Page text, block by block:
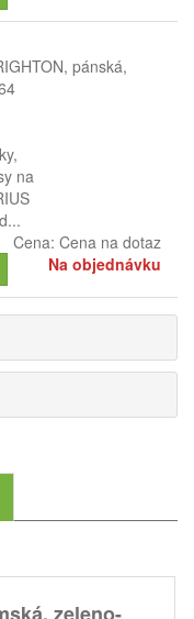
pánská,
na
Cena: Cena na dotaz
Na objednávku